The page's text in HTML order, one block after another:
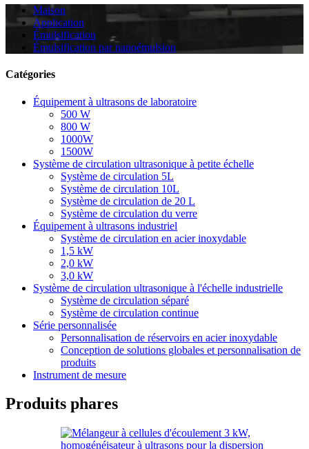
Maison
Application
Émulsification
Émulsification par nanoémulsion
Catégories
Équipement à ultrasons de laboratoire
500 W
800 W
1000W
1500W
Système de circulation ultrasonique à petite échelle
Système de circulation 5L
Système de circulation 10L
Système de circulation de 20 L
Système de circulation du verre
Équipement à ultrasons industriel
Système de circulation en acier inoxydable
1,5 kW
2,0 kW
3,0 kW
Système de circulation ultrasonique à l'échelle industrielle
Système de circulation séparé
Système de circulation continue
Série personnalisée
Personnalisation de réservoirs en acier inoxydable
Conception de solutions globales et personnalisation de
produits
Instrument de mesure
Produits phares